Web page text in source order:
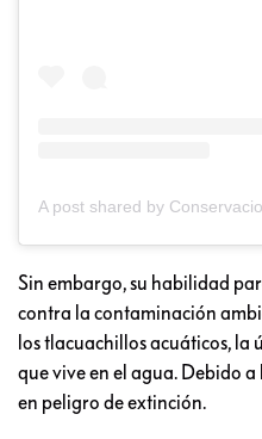
Sin embargo, su habilidad
contra la contaminación
los tlacuachillos acuáticos, la
que vive en el agua. Debido
en peligro de extinción.